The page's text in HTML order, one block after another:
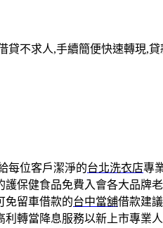
不求人,手續簡便快速轉現,貸
每位客戶潔淨的台北洗衣店專
護保健食品免費入會各大品牌
免留車借款的台中當舖借款建
利轉當降息服務以新上市專業